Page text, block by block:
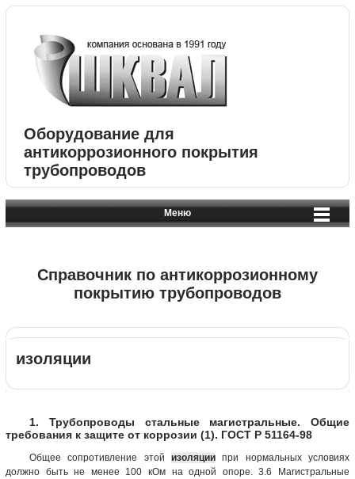
Оборудование для
антикоррозионного покрытия
трубопроводов
Меню
Справочник по антикоррозионному
покрытию трубопроводов
изоляции
1. Трубопроводы стальные магистральные. Общие
требования к защите от коррозии (1). ГОСТ Р 51164-98
Общее сопротивление этой изоляции при нормальных условиях
должно быть не менее 100 кОм на одной опоре. 3.6 Магистральные